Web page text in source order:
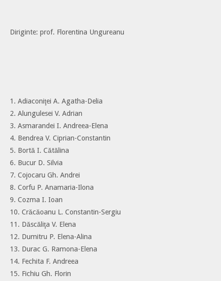
Diriginte: prof. Florentina Ungureanu
1. Adiaconiţei A. Agatha-Delia
2. Alungulesei V. Adrian
3. Asmarandei I. Andreea-Elena
4. Bendrea V. Ciprian-Constantin
5. Bortă I. Cătălina
6. Bucur D. Silvia
7. Cojocaru Gh. Andrei
8. Corfu P. Anamaria-Ilona
9. Cozma I. Ioan
10. Crăcăoanu L. Constantin-Sergiu
11. Dăscăliţa V. Elena
12. Dumitru P. Elena-Alina
13. Durac G. Ramona-Elena
14. Fechita F. Andreea
15. Fichiu Gh. Florin